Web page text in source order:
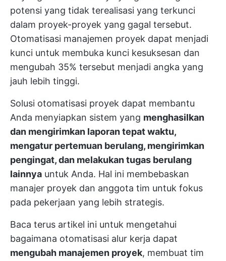
potensi yang tidak terealisasi yang terkunci
dalam proyek-proyek yang gagal tersebut.
Otomatisasi manajemen proyek dapat menjadi
kunci untuk membuka kunci kesuksesan dan
mengubah 35% tersebut menjadi angka yang
jauh lebih tinggi.
Solusi otomatisasi proyek dapat membantu
Anda menyiapkan sistem yang menghasilkan
dan mengirimkan laporan tepat waktu,
mengatur pertemuan berulang, mengirimkan
pengingat, dan melakukan tugas berulang
lainnya untuk Anda. Hal ini membebaskan
manajer proyek dan anggota tim untuk fokus
pada pekerjaan yang lebih strategis.
Baca terus artikel ini untuk mengetahui
bagaimana otomatisasi alur kerja dapat
mengubah manajemen proyek, membuat tim